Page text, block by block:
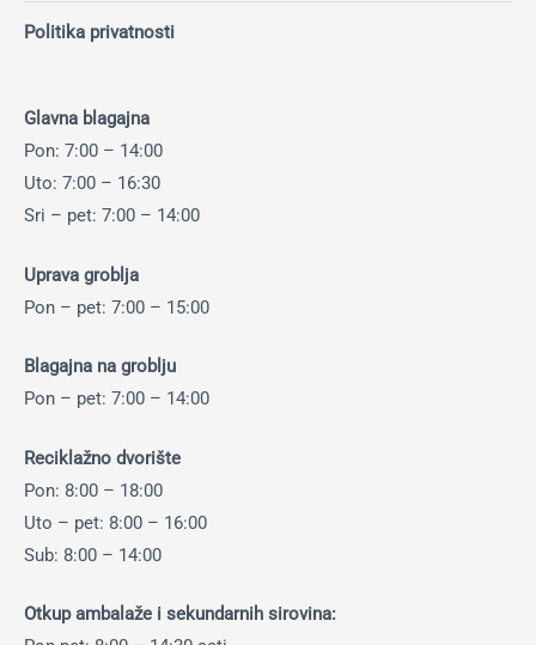
Politika privatnosti
Glavna blagajna
Pon: 7:00 – 14:00
Uto: 7:00 – 16:30
Sri – pet: 7:00 – 14:00
Uprava groblja
Pon – pet: 7:00 – 15:00
Blagajna na groblju
Pon – pet: 7:00 – 14:00
Reciklažno dvorište
Pon: 8:00 – 18:00
Uto – pet: 8:00 – 16:00
Sub: 8:00 – 14:00
Otkup ambalaže i sekundarnih sirovina: